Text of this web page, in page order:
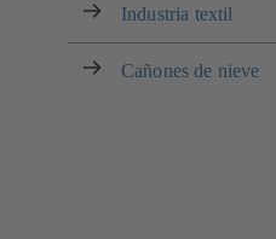
Industria textil
Cañones de nieve